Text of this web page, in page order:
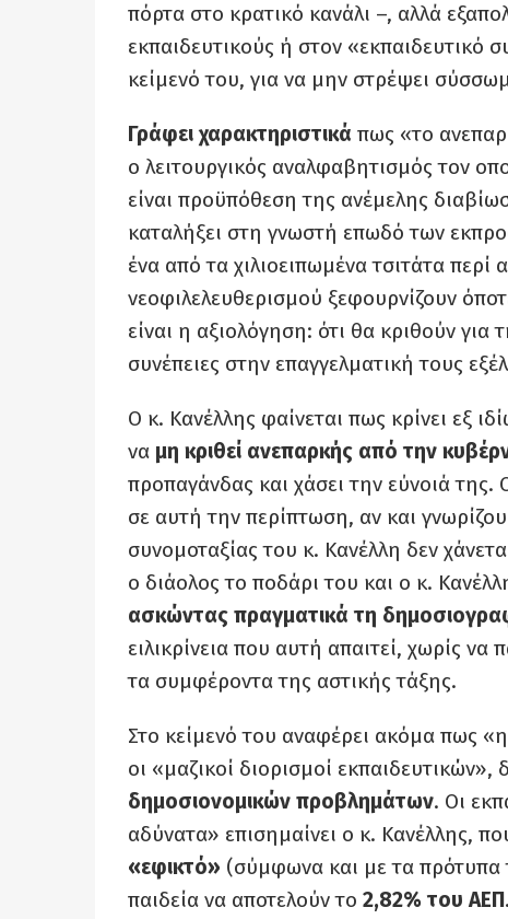
πόρτα στο κρατικό κανάλι –, αλλά
εκπαιδευτικούς ή στον «εκπαιδευτικό
κείμενό του, για να μην στρέψει
Γράφει χαρακτηριστικά πως «το
ο λειτουργικός αναλφαβητισμός τον
είναι προϋπόθεση της ανέμελης
καταλήξει στη γνωστή επωδό των
ένα από τα χιλιοειπωμένα τσιτάτα περί
νεοφιλελευθερισμού ξεφουρνίζουν
είναι η αξιολόγηση: ότι θα κριθούν
συνέπειες στην επαγγελματική τους
Ο κ. Κανέλλης φαίνεται πως κρίνει εξ
να μη κριθεί ανεπαρκής από την
προπαγάνδας και χάσει την εύνοιά
σε αυτή την περίπτωση, αν και
συνομοταξίας του κ. Κανέλλη δεν
ο διάολος το ποδάρι του και ο κ.
ασκώντας πραγματικά τη
ειλικρίνεια που αυτή απαιτεί, χωρίς να
τα συμφέροντα της αστικής τάξης.
Στο κείμενό του αναφέρει ακόμα πως
οι «μαζικοί διορισμοί
δημοσιονομικών προβλημάτων. Οι
αδύνατα» επισημαίνει ο κ. Κανέλλης,
«εφικτό» (σύμφωνα και με τα πρότυπα
παιδεία να αποτελούν το 2,82% του ΑΕΠ